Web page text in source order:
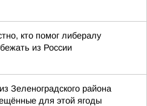
кто помог либералу
из России
Зеленоградского района
для этой ягоды